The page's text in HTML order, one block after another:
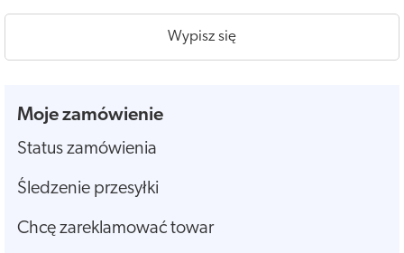
Wypisz się
Moje zamówienie
Status zamówienia
Śledzenie przesyłki
Chcę zareklamować towar